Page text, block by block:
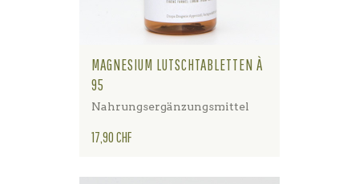
MAGNESIUM LUTSCHTABLETTEN À
95
Nahrungsergänzungsmittel
Preis
17,90 CHF